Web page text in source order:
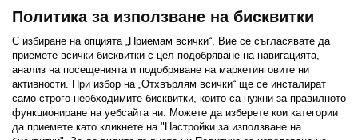
Последвайте ни:
FacebookTwitterYoutubePinterestInstagram
Политика за използване на бисквитки
С избиране на опцията „Приемам всички“, Вие се съгласявате да
приемете всички бисквитки с цел подобряване на навигацията,
анализ на посещенията и подобряване на маркетинговите ни
активности. При избор на „Отхвърлям всички“ ще се инсталират
само строго необходимитe бисквитки, които са нужни за правилното
функциониране на уебсайта ни. Можете да изберете кои категории
да приемете като кликнете на "Настройки за използване на